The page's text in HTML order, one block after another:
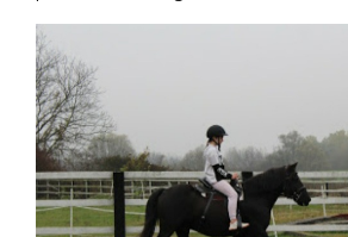
KASOM U BUDUĆNOST
ISPUNJEN ŽIVOT
GODINE NISU VAŽNE
ZAŽELI U KAS-U
ZAJEDNO U KAS-U